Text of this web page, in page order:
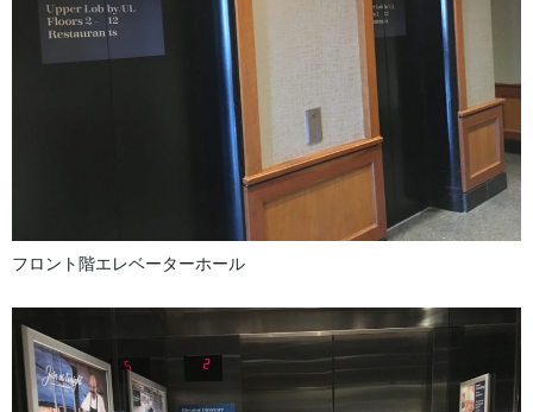
フロント階エレベーターホール